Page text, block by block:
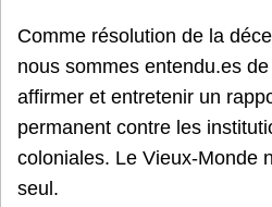
Comme résolution de la
nous sommes entendu.es
affirmer et entretenir un
permanent contre les
coloniales. Le Vieux-Monde
seul.